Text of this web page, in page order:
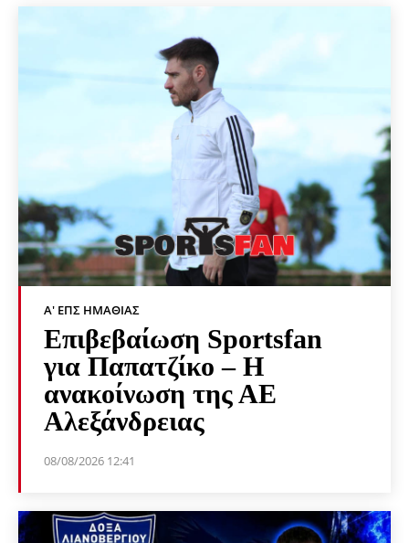
Α' ΕΠΣ ΗΜΑΘΊΑΣ
Επιβεβαίωση Sportsfan
για Παπατζίκο – Η
ανακοίνωση της ΑΕ
Αλεξάνδρειας
08/08/2026 12:41